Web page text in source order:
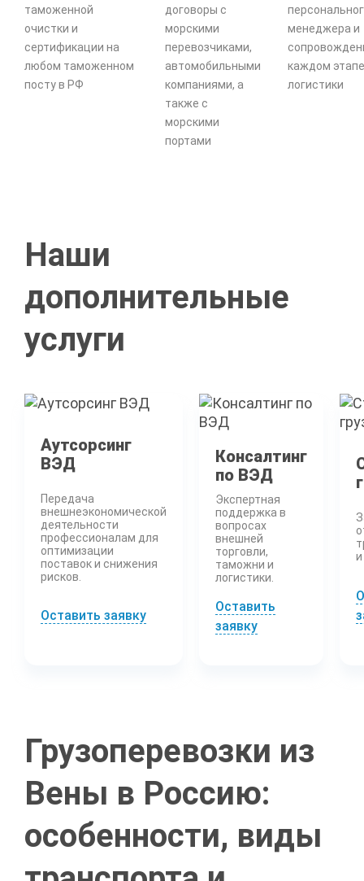
таможенной
очистки и
сертификации на
любом таможенном
посту в РФ
договоры с
морскими
перевозчиками,
автомобильными
компаниями, а
также с
морскими
портами
менеджера и
каждом этапе
логистики
Наши
дополнительные
услуги
Аутсорсинг
ВЭД
Передача
внешнеэкономической
деятельности
профессионалам для
оптимизации
поставок и снижения
рисков.
Оставить заявку
Консалтинг
по ВЭД
Экспертная
поддержка в
вопросах
внешней
торговли,
таможни и
логистики.
Оставить
заявку
Грузоперевозки из
Вены в Россию:
особенности, виды